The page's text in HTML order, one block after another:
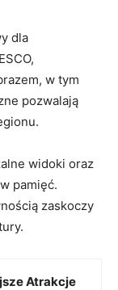
dla
​w tym
pozwalają
widoki oraz⁢
‌pamięć.
zaskoczy
Atrakcje